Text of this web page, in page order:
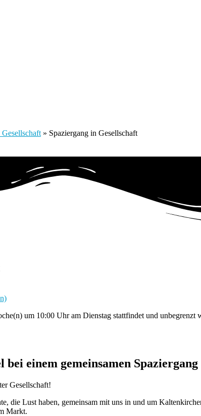
» Spaziergang in Gesellschaft
um 10:00 Uhr am Dienstag stattfindet und unbegrenzt
einem gemeinsamen Spaziergang
Gesellschaft!
die Lust haben, gemeinsam mit uns in und um
Markt.